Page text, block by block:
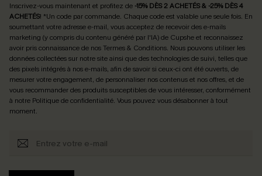
Inscrivez-vous maintenant et profitez de -15% DÈS 2 ACHETÉS & -25% DÈS 4
ACHETÉS! *Un code par commande. Chaque code est valable une seule fois. En
soumettant votre adresse e-mail, vous acceptez de recevoir des e-mails
marketing (y compris du contenu généré par l'IA) de Cupshe et reconnaissez
avoir pris connaissance de nosTermes & Conditions. Nous pouvons utiliser les
données collectées sur notre site ainsi que des technologies de suivi, telles que
des pixels intégrés à nos e-mails, afin de savoir si ceux-ci ont été ouverts, de
mesurer votre engagement, de personnaliser nos contenus et nos offres, et de
vous recommander des produits susceptibles de vous intéresser, conformément
à notre Politique de confidentialité. Vous pouvez vous désabonner à tout
moment.